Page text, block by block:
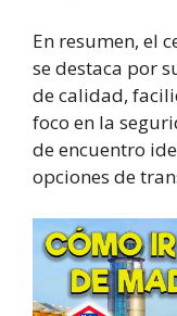
En resumen, el
se destaca por
de calidad,
foco en la
de encuentro
opciones de